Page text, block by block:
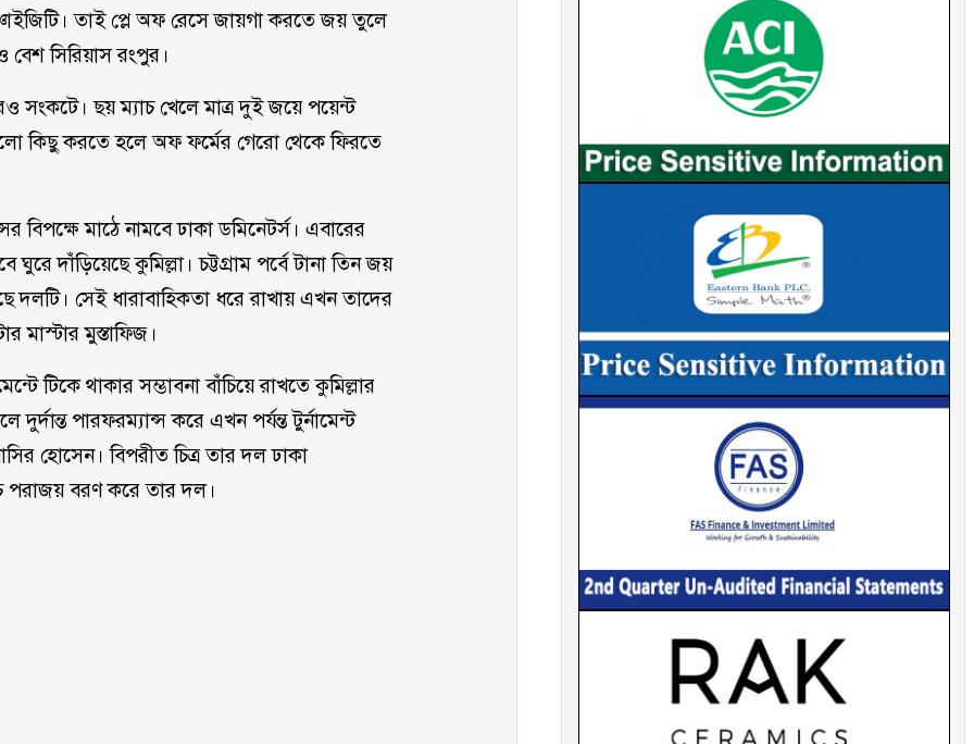
তাই প্লে অফ রেসে জায়গা করতে জয় তুলে
সিরিয়াস রংপুর।
সংকটে। ছয় ম্যাচ খেলে মাত্র দুই জয়ে পয়েন্ট
কিছু করতে হলে অফ ফর্মের গেরো থেকে ফিরতে
বিপক্ষে মাঠে নামবে ঢাকা ডমিনেটর্স। এবারের
দাঁড়িয়েছে কুমিল্লা। চট্টগ্রাম পর্বে টানা তিন জয়
দলটি। সেই ধারাবাহিকতা ধরে রাখায় এখন তাদের
মাস্টার মুস্তাফিজ।
টিকে থাকার সম্ভাবনা বাঁচিয়ে রাখতে কুমিল্লার
পারফরম্যান্স করে এখন পর্যন্ত টুর্নামেন্ট
হোসেন। বিপরীত চিত্র তার দল ঢাকা
পরাজয় বরণ করে তার দল।